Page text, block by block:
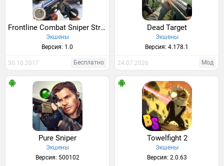
Frontline Combat Sniper Strike: Modern FPS hunter
Экшены
Версия: 1.0
30.10.2017 Бесплатно
Dead Target
Экшены
Версия: 4.178.1
24.07.2026 Мод
Pure Sniper
Экшены
Версия: 500102
Towelfight 2
Экшены
Версия: 2.0.63